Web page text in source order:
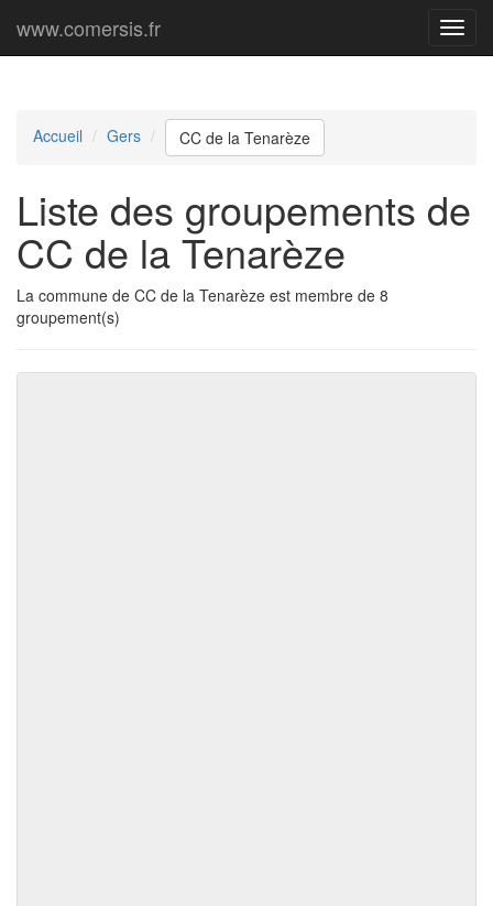
Menu
www.comersis.fr
Accueil Gers CC de la Tenarèze
Liste des groupements de
CC de la Tenarèze
La commune de CC de la Tenarèze est membre de 8
groupement(s)